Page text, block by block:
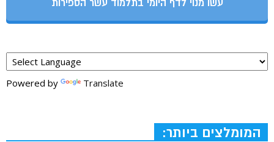
עשו מנוי לדף היומי בתלמוד עשר הספירות
Powered by Translate
המומלצים ביותר: